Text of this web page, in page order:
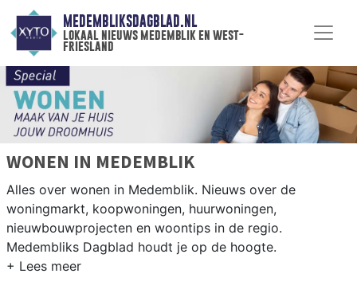
MEDEMBLIKSDAGBLAD.NL
lokaal nieuws medemblik en west-
friesland
WONEN IN MEDEMBLIK
Alles over wonen in Medemblik. Nieuws over de
woningmarkt, koopwoningen, huurwoningen,
nieuwbouwprojecten en woontips in de regio.
Medembliks Dagblad houdt je op de hoogte.